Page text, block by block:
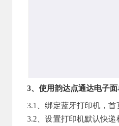
3、使用韵达点通达电子
3.1、绑定蓝牙打印机，
3.2、设置打印机默认快递